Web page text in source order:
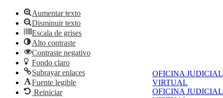
OFICINA JUDICIAL
VIRTUAL
OFICINA JUDICIAL
Aumentar texto
Disminuir texto
Escala de grises
Alto contraste
Contraste negativo
Fondo claro
Subrayar enlaces
Fuente legible
Reiniciar